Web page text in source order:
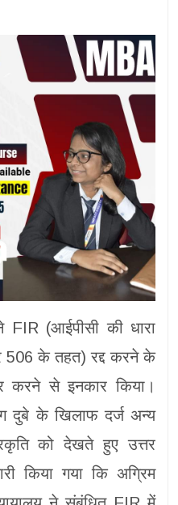
(आईपीसी की धारा
के तहत) रद्द करने के
करने से इनकार किया।
दुबे के खिलाफ दर्ज अन्य
को देखते हुए उत्तर
किया गया कि अग्रिम